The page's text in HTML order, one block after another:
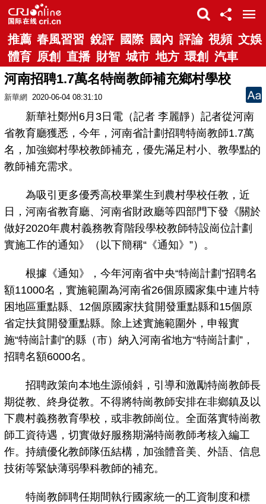
推薦 春風習習 銳評 國際 國內 評論 視頻 文娛
體育 原創 直播 財智 城市 地方 環創 汽車
河南招聘1.7萬名特崗教師補充鄉村學校
新華網 2020-06-04 08:31:10
新華社鄭州6月3日電（記者 李麗靜）記者從河南
省教育廳獲悉，今年，河南省計劃招聘特崗教師1.7萬
名，加強鄉村學校教師補充，優先滿足村小、教學點的
教師補充需求。
為吸引更多優秀高校畢業生到農村學校任教，近
日，河南省教育廳、河南省財政廳等四部門下發《關於
做好2020年農村義務教育階段學校教師特設崗位計劃
實施工作的通知》（以下簡稱“《通知》”）。
根據《通知》，今年河南省中央“特崗計劃”招聘名
額11000名，實施範圍為河南省26個原國家集中連片特
困地區重點縣、12個原國家扶貧開發重點縣和15個原
省定扶貧開發重點縣。除上述實施範圍外，申報實
施“特崗計劃”的縣（市）納入河南省地方“特崗計劃”，
招聘名額6000名。
招聘政策向本地生源傾斜，引導和激勵特崗教師長
期從教、終身從教。不得將特崗教師安排在非鄉鎮及以
下農村義務教育學校，或非教師崗位。全面落實特崗教
師工資待遇，切實做好服務期滿特崗教師考核入編工
作。持續優化教師隊伍結構，加強體音美、外語、信息
技術等緊缺薄弱學科教師的補充。
特崗教師聘任期間執行國家統一的工資制度和標